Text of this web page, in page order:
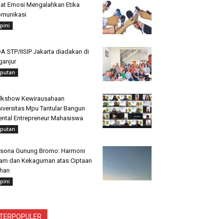
Emosi Mengalahkan Etika
STP/IISIP Jakarta diadakan di
Kewirausahaan
Mpu Tantular Bangun
Entrepreneur Mahasiswa
Gunung Bromo: Harmoni
dan Kekaguman atas Ciptaan